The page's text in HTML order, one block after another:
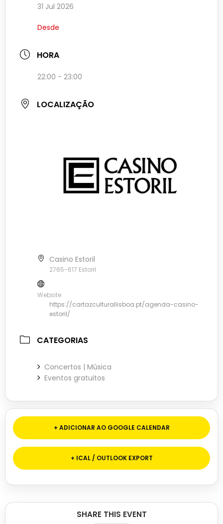
31 Jul 2026
Desde
HORA
22:00 - 23:00
LOCALIZAÇÃO
Casino Estoril
2765-617 Estoril
Website
https://cartazculturallisboa.pt/agenda-casino-
estoril/
CATEGORIAS
Concertos | Música
Eventos gratuitos
+ ADICIONAR AO GOOGLE CALENDAR
+ ICAL / OUTLOOK EXPORT
SHARE THIS EVENT